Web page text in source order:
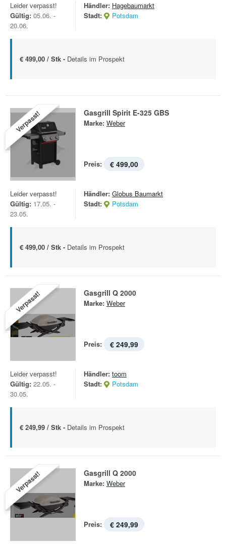
Leider verpasst!
Gültig: 05.06. -
20.06.
Händler: Hagebaumarkt
Stadt:
Potsdam
€ 499,00 / Stk - Details im Prospekt
Verpasst! Gasgrill Spirit E-325 GBS
Marke: Weber
Preis: € 499,00
Leider verpasst!
Gültig: 17.05. -
23.05.
Händler: Globus Baumarkt
Stadt:
Potsdam
€ 499,00 / Stk - Details im Prospekt
Verpasst! Gasgrill Q 2000
Marke: Weber
Preis: € 249,99
Leider verpasst!
Gültig: 22.05. -
30.05.
Händler: toom
Stadt:
Potsdam
€ 249,99 / Stk - Details im Prospekt
Verpasst! Gasgrill Q 2000
Marke: Weber
Preis: € 249,99